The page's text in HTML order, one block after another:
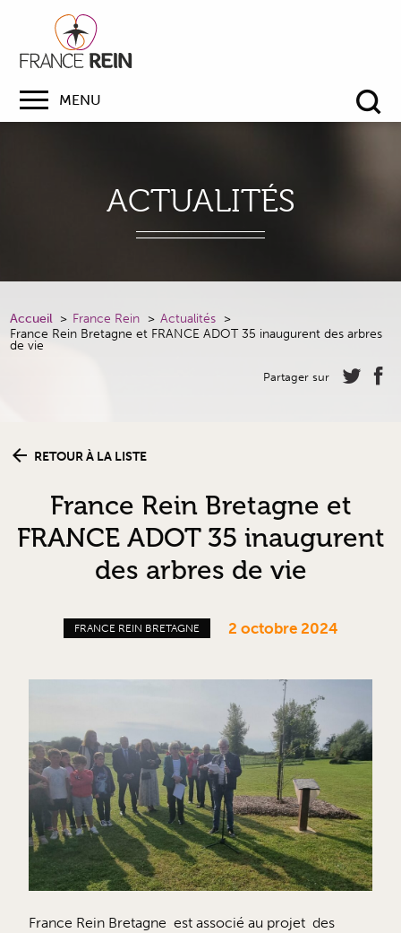
MENU
ACTUALITÉS
Accueil France Rein
Actualités
France Rein Bretagne et FRANCE ADOT 35 inaugurent des arbres
de vie
Partager sur
RETOUR À LA LISTE
France Rein Bretagne et
FRANCE ADOT 35 inaugurent
des arbres de vie
FRANCE REIN BRETAGNE 2 octobre 2024
France Rein Bretagne est associé au projet des